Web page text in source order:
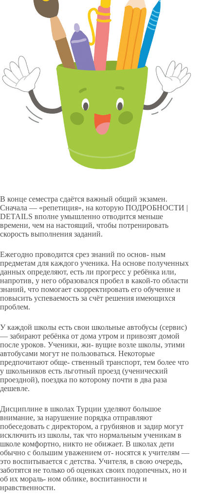
В конце семестра сдаётся важный общий экзамен.
Сначала — «репетиция», на которую ПОДРОБНОСТИ |
DETAILS вполне умышленно отводится меньше
времени, чем на настоящий, чтобы потренировать
скорость выполнения заданий.
Ежегодно проводится срез знаний по основ- ным
предметам для каждого ученика. На основе полученных
данных определяют, есть ли прогресс у ребёнка или,
напротив, у него образовался пробел в какой-то области
знаний, что помогает скорректировать его обучение и
повысить успеваемость за счёт решения имеющихся
проблем.
У каждой школы есть свои школьные автобусы (сервис)
— забирают ребёнка от дома утром и привозят домой
после уроков. Ученики, жи- вущие возле школы, этими
автобусами могут не пользоваться. Некоторые
предпочитают обще- ственный транспорт, тем более что
у школьников есть льготный проезд (ученический
проездной), поездка по которому почти в два раза
дешевле.
Дисциплине в школах Турции уделяют большое
внимание, за нарушение порядка отправляют
побеседовать с директором, а грубиянов и задир могут
исключить из школы, так что нормальным ученикам в
школе комфортно, никто не обижает. В школах дети
обычно с большим уважением от- носятся к учителям —
это воспитывается с детства. Учителя, в свою очередь,
заботятся не только об оценках своих подопечных, но и
об их мораль- ном облике, воспитанности и
нравственности.